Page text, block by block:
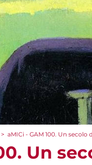
> aMICi - GAM 100. Un secolo
Un